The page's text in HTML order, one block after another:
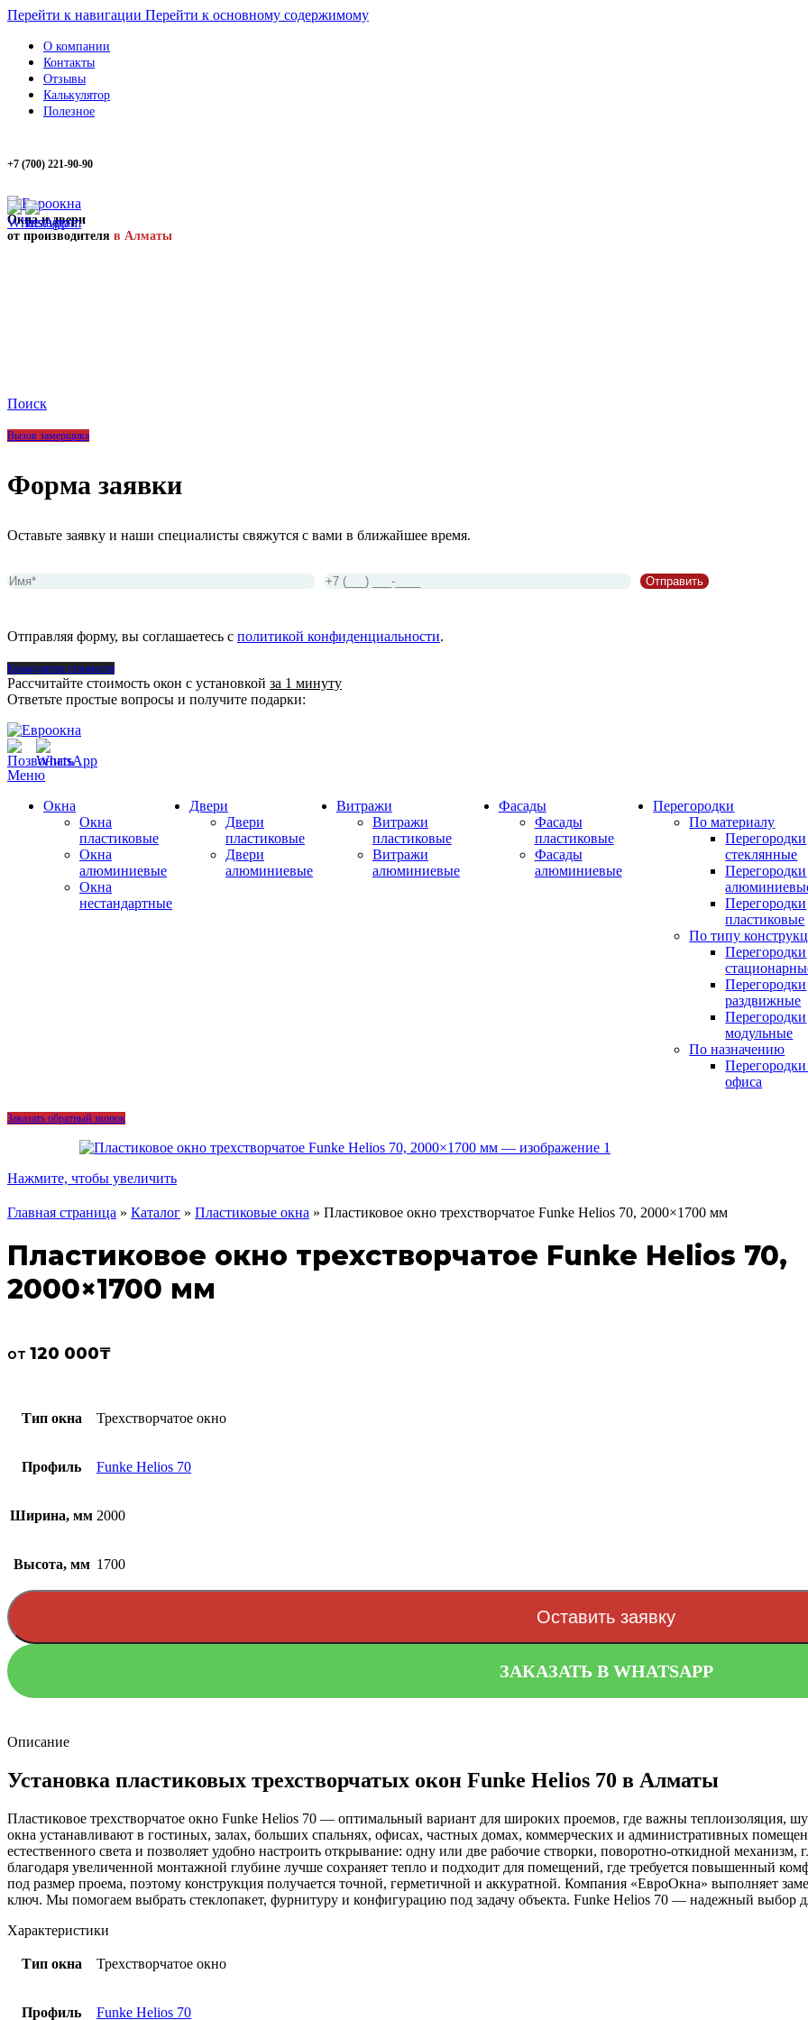
Перейти к навигации Перейти к основному содержимому
О компании
Контакты
Отзывы
Калькулятор
Полезное
+7 (700) 221-90-90
Окна и двери
от производителя в Алматы
Поиск
Вызов замерщика
Форма заявки
Оставьте заявку и наши специалисты свяжутся с вами в ближайшее время.
Отправляя форму, вы соглашаетесь с политикой конфиденциальности.
Калькулятор стоимости
Рассчитайте стоимость окон с установкой за 1 минуту
Ответьте простые вопросы и получите подарки:
Меню
Окна
Окна
пластиковые
Окна
алюминиевые
Окна
нестандартные
Двери
Двери
пластиковые
Двери
алюминиевые
Витражи
Витражи
пластиковые
Витражи
алюминиевые
Фасады
Фасады
пластиковые
Фасады
алюминиевые
Перегородки
По материалу
Перегородки
стеклянные
Перегородки
Перегородки
пластиковые
По типу
Перегородки
Перегородки
раздвижные
Перегородки
модульные
По назначению
Перегородки
офиса
Заказать обратный звонок
Нажмите, чтобы увеличить
Главная страница » Каталог » Пластиковые окна » Пластиковое окно трехстворчатое Funke Helios 70, 2000×1700 мм
Пластиковое окно трехстворчатое Funke Helios 70,
2000×1700 мм
от 120 000₸
Тип окна Трехстворчатое окно
Профиль Funke Helios 70
Ширина, мм 2000
Высота, мм 1700
Оставить заявку
ЗАКАЗАТЬ В WHATSAPP
Описание
Установка пластиковых трехстворчатых окон Funke Helios 70 в Алматы
Пластиковое трехстворчатое окно Funke Helios 70 — оптимальный вариант для широких проемов, где важны теплоизоляция,
окна устанавливают в гостиных, залах, больших спальнях, офисах, частных домах, коммерческих и административных
естественного света и позволяет удобно настроить открывание: одну или две рабочие створки, поворотно-откидной
благодаря увеличенной монтажной глубине лучше сохраняет тепло и подходит для помещений, где требуется повышенный
под размер проема, поэтому конструкция получается точной, герметичной и аккуратной. Компания «ЕвроОкна» выполняет
ключ. Мы помогаем выбрать стеклопакет, фурнитуру и конфигурацию под задачу объекта. Funke Helios 70 — надежный выбор
Характеристики
Тип окна Трехстворчатое окно
Профиль Funke Helios 70